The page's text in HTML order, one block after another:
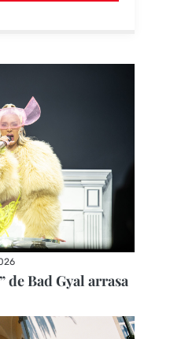
de Bad Gyal arrasa